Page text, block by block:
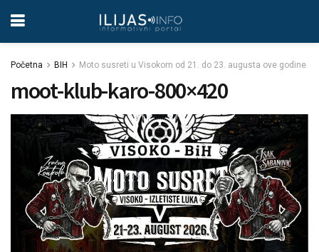
Početna BIH Moto susreti u Visokom od 21. do 23. augusta ove godine
moot-klub-karo-800×420